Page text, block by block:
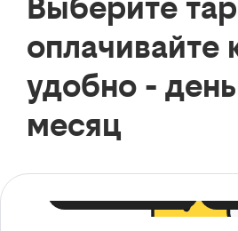
Выберите
оплачивайте
удобно -
месяц